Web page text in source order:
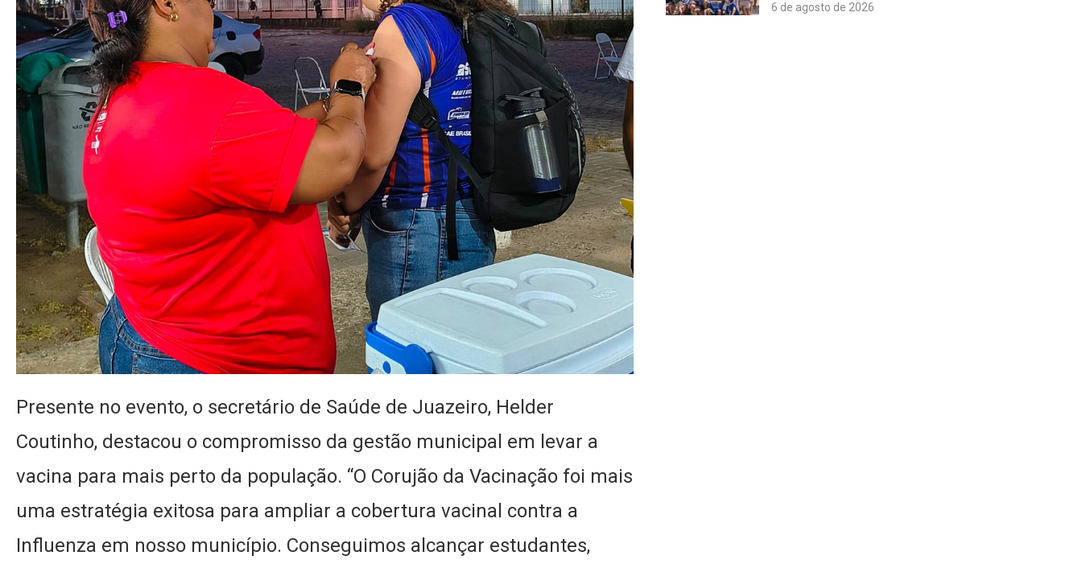
Presente no evento, o secretário de Saúde de Juazeiro, Helder
Coutinho, destacou o compromisso da gestão municipal em levar a
vacina para mais perto da população. “O Corujão da Vacinação foi mais
uma estratégia exitosa para ampliar a cobertura vacinal contra a
Influenza em nosso município. Conseguimos alcançar estudantes,
6 de agosto de 2026